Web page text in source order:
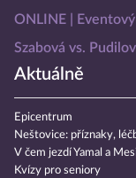
ONLINE
Szabová vs.
Aktuálně
Epicentrum
Neštovice: příznaky,
V čem jezdí Yamal a
Kvízy pro seniory